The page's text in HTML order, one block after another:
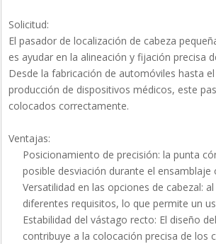
Solicitud:
El pasador de localización de cabeza
es ayudar en la alineación y fijación precisa
Desde la fabricación de automóviles hasta
producción de dispositivos médicos, este
colocados correctamente.
Ventajas:
Posicionamiento de precisión: la punta
posible desviación durante el ensamblaje
Versatilidad en las opciones de cabezal:
diferentes requisitos, lo que permite un
Estabilidad del vástago recto: El diseño
contribuye a la colocación precisa de los